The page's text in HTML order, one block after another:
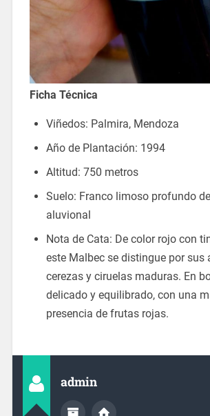
Ficha Técnica
Viñedos: Palmira, Mendoza
Año de Plantación: 1994
Altitud: 750 metros
Suelo: Franco limoso profundo
aluvional
Nota de Cata: De color rojo con
este Malbec se distingue por sus
cerezas y ciruelas maduras. En
delicado y equilibrado, con una
presencia de frutas rojas.
admin